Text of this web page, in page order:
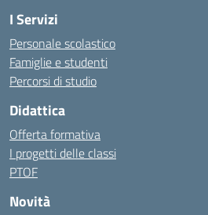
I Servizi
Personale scolastico
Famiglie e studenti
Percorsi di studio
Didattica
Offerta formativa
I progetti delle classi
PTOF
Novità